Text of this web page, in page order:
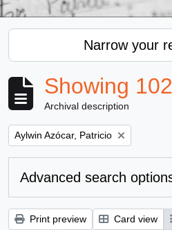
Narrow your
Showing
Archival description
Remove filter:
Aylwin Azócar, Patricio
Advanced search
Print preview Card view